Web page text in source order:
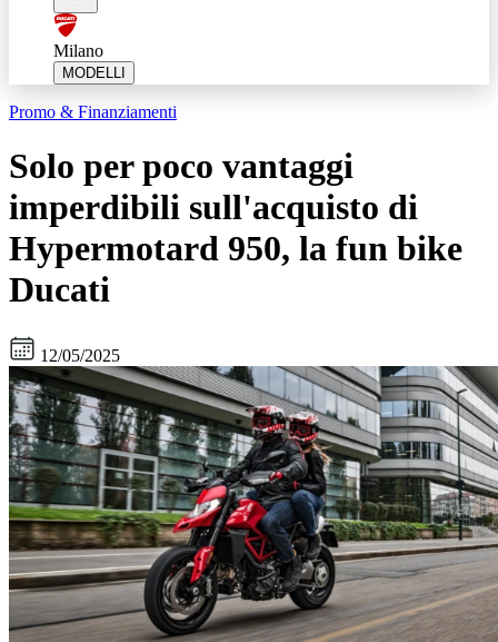
Milano
MODELLI
Promo & Finanziamenti
Solo per poco vantaggi
imperdibili sull'acquisto di
Hypermotard 950, la fun bike
Ducati
12/05/2025